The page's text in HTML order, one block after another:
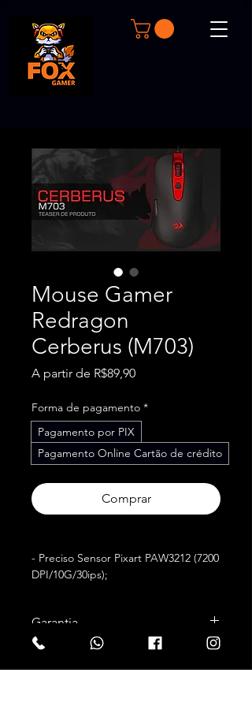
Mouse Gamer
Redragon
Cerberus (M703)
A partir de R$89,90Preço
Forma de pagamento *
Pagamento por PIX
Pagamento Online Cartão de crédito
Comprar
- Preciso Sensor Pixart PAW3212 (7200
DPI/10G/30ips);
Resposta Ajustável via Software de
1/2/4/8ms);
Fly“;
Garantia
3 meses